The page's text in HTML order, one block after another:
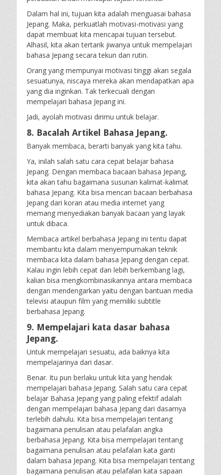
Dalam hal ini, tujuan kita adalah menguasai bahasa
Jepang. Maka, perkuatlah motivasi-motivasi yang
dapat membuat kita mencapai tujuan tersebut.
Alhasil, kita akan tertarik jiwanya untuk mempelajari
bahasa Jepang secara tekun dan rutin.
Orang yang mempunyai motivasi tinggi akan segala
sesuatunya, niscaya mereka akan mendapatkan apa
yang dia inginkan. Tak terkecuali dengan
mempelajari bahasa Jepang ini.
Jadi, ayolah motivasi dirimu untuk belajar.
8. Bacalah Artikel Bahasa Jepang.
Banyak membaca, berarti banyak yang kita tahu.
Ya, inilah salah satu cara cepat belajar bahasa
Jepang. Dengan membaca bacaan bahasa Jepang,
kita akan tahu bagaimana susunan kalimat-kalimat
bahasa Jepang. Kita bisa mencari bacaan berbahasa
Jepang dari koran atau media internet yang
memang menyediakan banyak bacaan yang layak
untuk dibaca.
Membaca artikel berbahasa Jepang ini tentu dapat
membantu kita dalam menyempurnakan teknik
membaca kita dalam bahasa Jepang dengan cepat.
Kalau ingin lebih cepat dan lebih berkembang lagi,
kalian bisa mengkombinasikannya antara membaca
dengan mendengarkan yaitu dengan bantuan media
televisi ataupun film yang memiliki subtitle
berbahasa Jepang.
9. Mempelajari kata dasar bahasa
Jepang.
Untuk mempelajari sesuatu, ada baiknya kita
mempelajarinya dari dasar.
Benar. Itu pun berlaku untuk kita yang hendak
mempelajari bahasa Jepang. Salah satu cara cepat
belajar Bahasa Jepang yang paling efektif adalah
dengan mempelajari bahasa Jepang dari dasarnya
terlebih dahulu. Kita bisa mempelajari tentang
bagaimana penulisan atau pelafalan angka
berbahasa Jepang. Kita bisa mempelajari tentang
bagaimana penulisan atau pelafalan kata ganti
dalam bahasa Jepang. Kita bisa mempelajari tentang
bagaimana penulisan atau pelafalan kata sapaan